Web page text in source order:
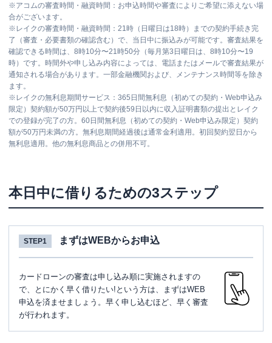
※アコムの審査時間・融資時間：お申込時間や審査によりご希望に添えない場
合がございます。
※ レイクの審査時間・融資時間：21時（日曜日は18時）までの契約手続き完
了（審査・必要書類の確認含む）で、当日中に振込みが可能です。審査結果を
確認できる時間は、8時10分〜21時50分（毎月第3日曜日は、8時10分〜19
時）です。時間外や申し込み内容によっては、電話またはメールで審査結果が
通知される場合があります。一部金融機関および、メンテナンス時間等を除き
ます。
※ レイクの無利息期間サービス：365日間無利息（初めての契約・Web申込み
限定）契約額が50万円以上で契約後59日以内に収入証明書類の提出とレイク
での登録が完了の方。60日間無利息（初めての契約・Web申込み限定）契約
額が50万円未満の方。無利息期間経過後は通常金利適用。初回契約翌日から
無利息適用。他の無利息商品との併用不可。
本日中に借りるための3ステップ
STEP1 まずはWEBからお申込
カードローンの審査は申し込み順に実施されますの
で、とにかく早く借りたい!という方は、まずはWEB
申込を済ませましょう。早く申し込むほど、早く審査
が行われます。